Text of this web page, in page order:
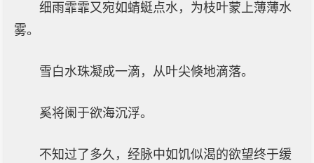
细雨霏霏又宛如蜻蜓点水，为枝叶蒙上薄薄水
雾。
雪白水珠凝成一滴，从叶尖倏地滴落。
奚将阑于欲海沉浮。
不知过了多久，经脉中如饥似渴的欲望终于缓